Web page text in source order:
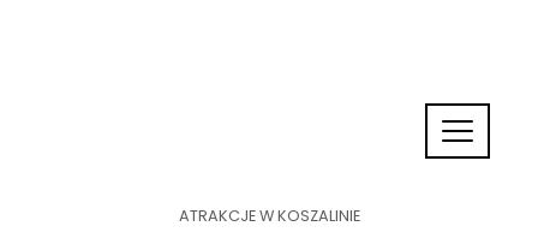
ATRAKCJE W KOSZALINIE